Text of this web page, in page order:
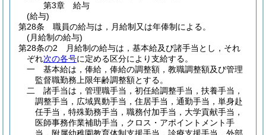
第3章
給与
(給与)
第28条
職員の給与は，月給制又は年俸制による。
(月給制の給与)
第28条の2
月給制の給与は，基本給及び諸手当とし，それ
ぞれ次の各号に定める区分により支給する。
一
基本給は，俸給，俸給の調整額，教職調整額及び管理
監督職勤務上限年齢調整額とする。
二
諸手当は，管理職手当，初任給調整手当，扶養手当，
調整手当，広域異動手当，住居手当，通勤手当，単身赴
任手当，特殊勤務手当，職務付加手当，大学貢献手当，
医師事務作業補助手当，クロス・アポイントメント手